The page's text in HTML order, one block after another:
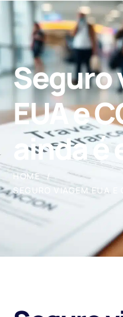
Seguro
EUA e
ainda
HOME
SEGURO VIAGEM EUA